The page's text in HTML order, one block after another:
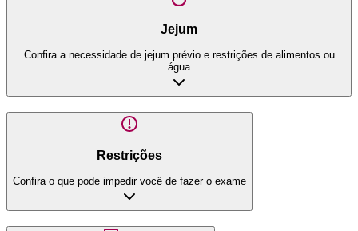
Jejum
Confira a necessidade de jejum prévio e restrições de alimentos ou
água
Restrições
Confira o que pode impedir você de fazer o exame